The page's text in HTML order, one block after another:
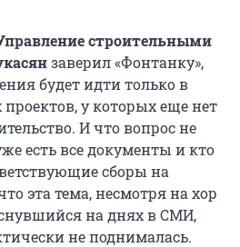
строительными
заверил «Фонтанку»,
будет идти только в
у которых еще нет
И что вопрос не
есть все документы и кто
сборы на
эта тема, несмотря на хор
на днях в СМИ,
не поднималась.